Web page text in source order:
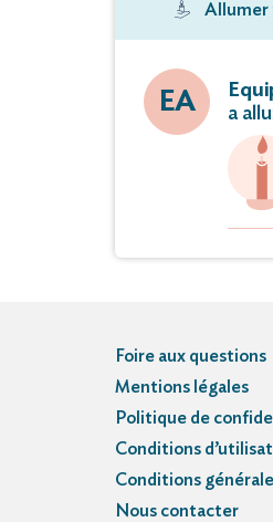
Allumer
EA
a
Foire aux questions
Mentions légales
Politique de
Conditions
Conditions
Nous contacter